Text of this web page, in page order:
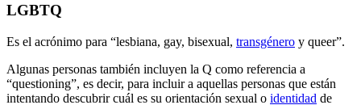
LGBTQ
Es el acrónimo para “lesbiana, gay, bisexual, transgénero y queer”.
Algunas personas también incluyen la Q como referencia a
“questioning”, es decir, para incluir a aquellas personas que están
intentando descubrir cuál es su orientación sexual o identidad de